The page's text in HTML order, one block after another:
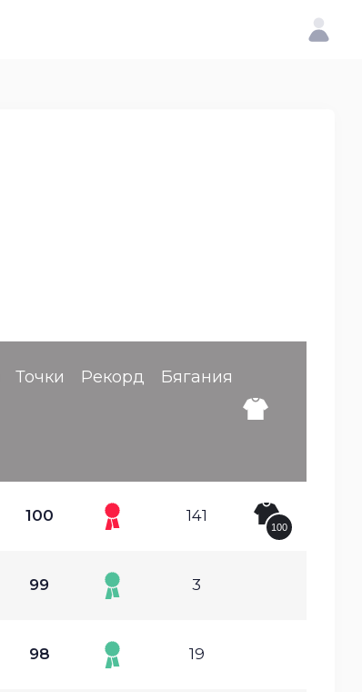
Точки Рекорд Бягания
100 141
100
99 3
98 19